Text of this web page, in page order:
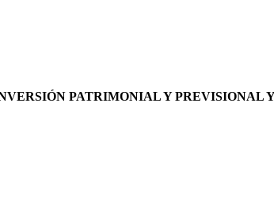
PATRIMONIAL Y PREVISIONAL